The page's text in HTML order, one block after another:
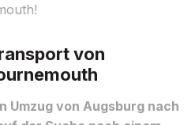
von
Umzug von Augsburg nach